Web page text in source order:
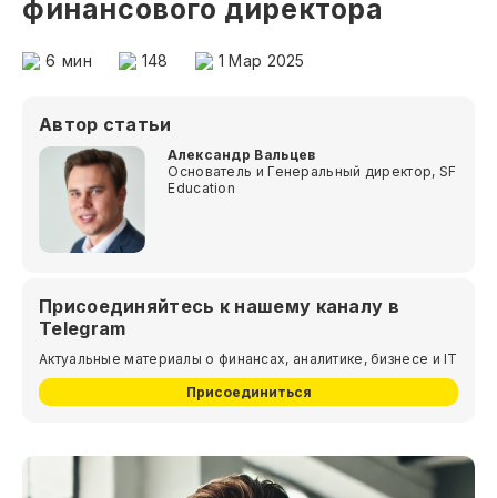
финансового директора
6 мин 148 1 Мар 2025
Автор статьи
Александр Вальцев
Основатель и Генеральный директор, SF
Education
Присоединяйтесь к нашему каналу в
Telegram
Актуальные материалы о финансах, аналитике, бизнесе и IT
Присоединиться